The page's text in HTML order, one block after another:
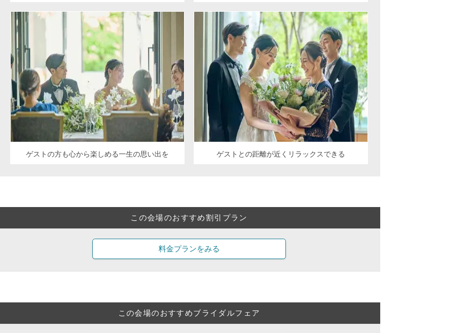
ゲストの方も心から楽しめる一生の思い出を ゲストとの距離が近くリラックスできる
この会場のおすすめ割引プラン
料金プランをみる
この会場のおすすめブライダルフェア